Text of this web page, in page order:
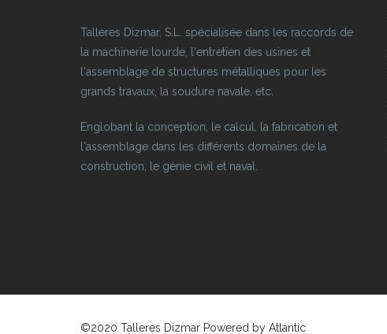
Talleres Dizmar, S.L. spécialisée dans les raccords de
la machinerie lourde, l'entretien des usines et
l'assemblage de structures métalliques pour les
grands travaux, la soudure navale, etc.
Englobant la conception, le calcul, la fabrication et
l'assemblage dans les différents domaines de la
construction, le génie civil et naval.
©2020 Talleres Dizmar Powered by Atlantic